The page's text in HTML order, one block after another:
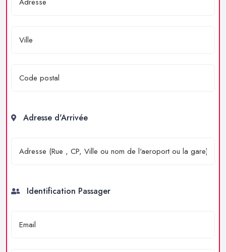
Adresse d'Arrivée
Identification Passager